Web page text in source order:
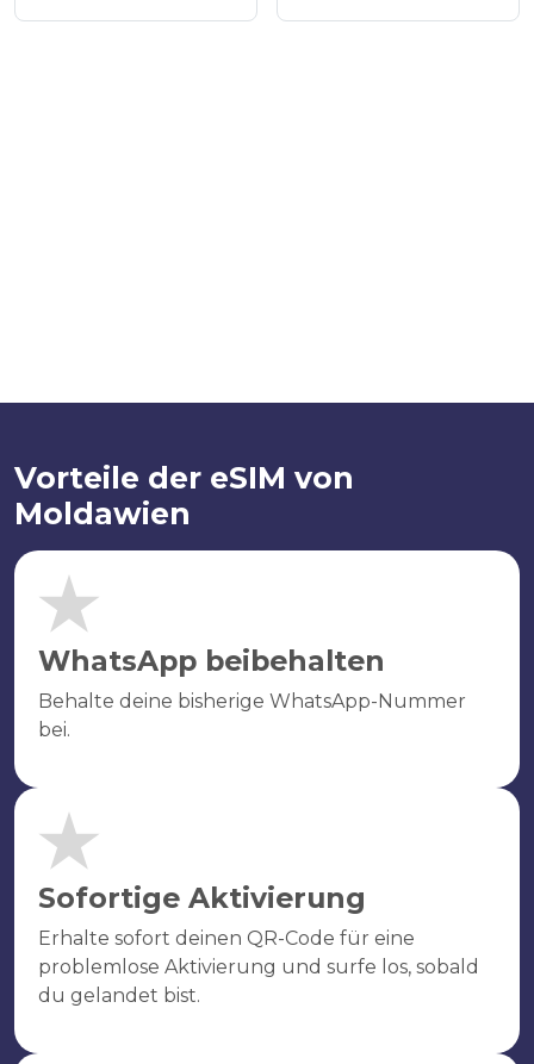
Vorteile der eSIM von
Moldawien
WhatsApp beibehalten
Behalte deine bisherige WhatsApp-Nummer
bei.
Sofortige Aktivierung
Erhalte sofort deinen QR-Code für eine
problemlose Aktivierung und surfe los, sobald
du gelandet bist.